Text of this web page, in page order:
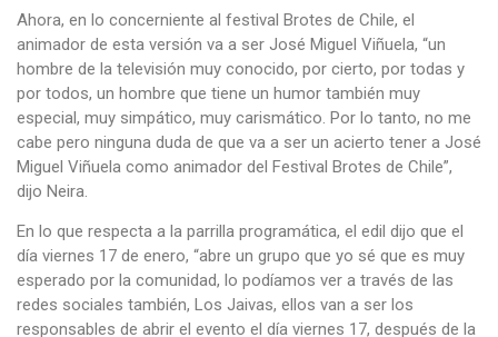
Ahora, en lo concerniente al festival Brotes de Chile, el
animador de esta versión va a ser José Miguel Viñuela, “un
hombre de la televisión muy conocido, por cierto, por todas y
por todos, un hombre que tiene un humor también muy
especial, muy simpático, muy carismático. Por lo tanto, no me
cabe pero ninguna duda de que va a ser un acierto tener a José
Miguel Viñuela como animador del Festival Brotes de Chile”,
dijo Neira.
En lo que respecta a la parrilla programática, el edil dijo que el
día viernes 17 de enero, “abre un grupo que yo sé que es muy
esperado por la comunidad, lo podíamos ver a través de las
redes sociales también, Los Jaivas, ellos van a ser los
responsables de abrir el evento el día viernes 17, después de la